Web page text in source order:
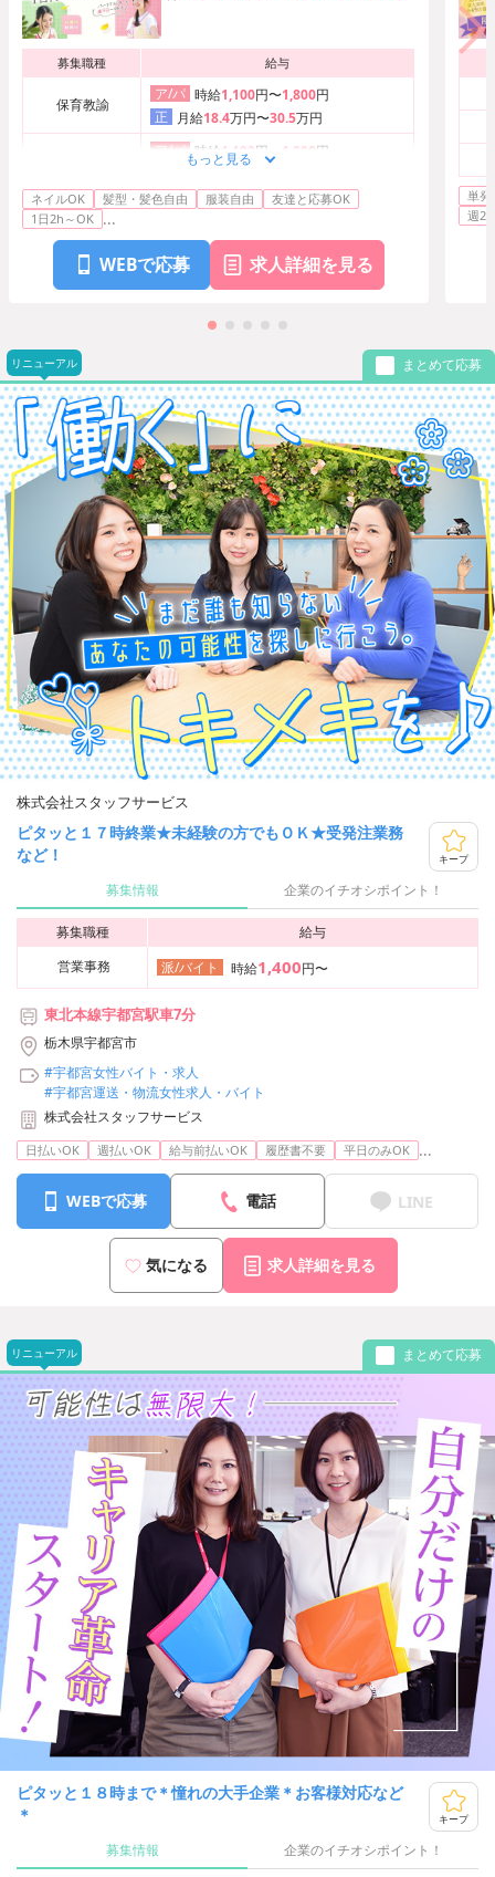
募集職種 給与
保育教諭
ア/パ 時給1,100円〜1,800円
正
月給18.4万円〜30.5万円
ア/パ 時給 1,100円〜 1,800円
もっと見る
ネイルOK 髪型・髪色自由 服装自由
友達と応募OK
1日2h～OK ...
WEBで応募 求人詳細を見る
単発
週2
リニューアル まとめて応募
株式会社スタッフサービス
ピタッと１７時終業★未経験の方でもＯＫ★受発注業務
など！
キープ
募集情報 企業のイチオシポイント！
募集職種
給与
営業事務
派/バイト 時給1,400円〜
東北本線宇都宮駅車7分
栃木県宇都宮市
#宇都宮女性バイト・求人
#宇都宮運送・物流女性求人・バイト
株式会社スタッフサービス
日払いOK 週払いOK 給与前払いOK 履歴書不要 平日のみOK ...
WEBで応募 電話 LINE
気になる 求人詳細を見る
リニューアル まとめて応募
ピタッと１８時まで＊憧れの大手企業＊お客様対応など
＊
キープ
募集情報 企業のイチオシポイント！